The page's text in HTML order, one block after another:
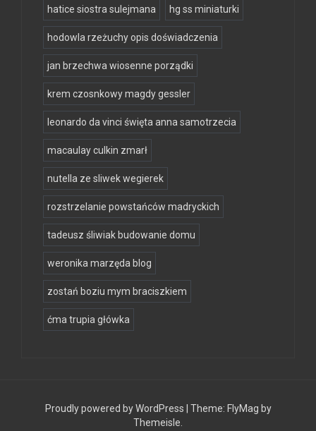
hatice siostra sulejmana hg ss miniaturki
hodowla rzeżuchy opis doświadczenia
jan brzechwa wiosenne porządki
krem czosnkowy magdy gessler
leonardo da vinci święta anna samotrzecia
macaulay culkin zmarł
nutella ze sliwek wegierek
rozstrzelanie powstańców madryckich
tadeusz śliwiak budowanie domu
weronika marzęda blog
zostań boziu mym braciszkiem
ćma trupia główka
Proudly powered by WordPress Theme: FlyMag by
Themeisle.